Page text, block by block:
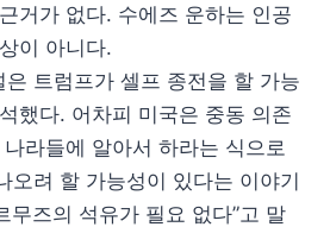
거가 없다. 수에즈 운하는 인공
이 아니다.
은 트럼프가 셀프 종전을 할 가능
했다. 어차피 미국은 중동 의존
라들에 알아서 하라는 식으로
오려 할 가능성이 있다는 이야기
무즈의 석유가 필요 없다”고 말